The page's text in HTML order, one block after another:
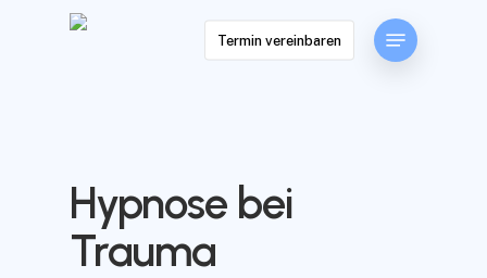
Termin vereinbaren
Menu
Hypnose bei
Trauma